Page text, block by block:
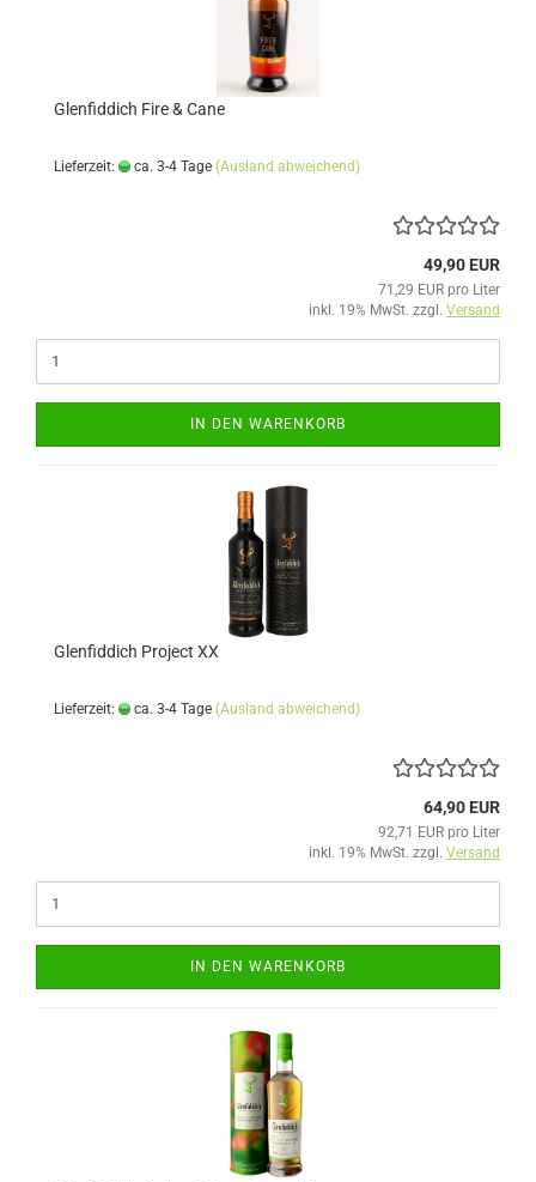
Glenfiddich Fire & Cane
Lieferzeit: ca. 3-4 Tage (Ausland abweichend)
49,90 EUR
71,29 EUR pro Liter
inkl. 19% MwSt. zzgl. Versand
IN DEN WARENKORB
Glenfiddich Project XX
Lieferzeit: ca. 3-4 Tage (Ausland abweichend)
64,90 EUR
92,71 EUR pro Liter
inkl. 19% MwSt. zzgl. Versand
IN DEN WARENKORB